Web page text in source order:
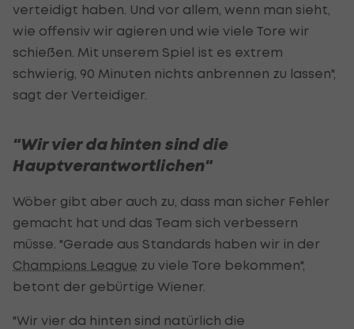
verteidigt haben. Und vor allem, wenn man sieht,
wie offensiv wir agieren und wie viele Tore wir
schießen. Mit unserem Spiel ist es extrem
schwierig, 90 Minuten nichts anbrennen zu lassen",
sagt der Verteidiger.
"Wir vier da hinten sind die
Hauptverantwortlichen"
Wöber gibt aber auch zu, dass man sicher Fehler
gemacht hat und das Team sich verbessern
müsse. "Gerade aus Standards haben wir in der
Champions League zu viele Tore bekommen",
betont der gebürtige Wiener.
"Wir vier da hinten sind natürlich die